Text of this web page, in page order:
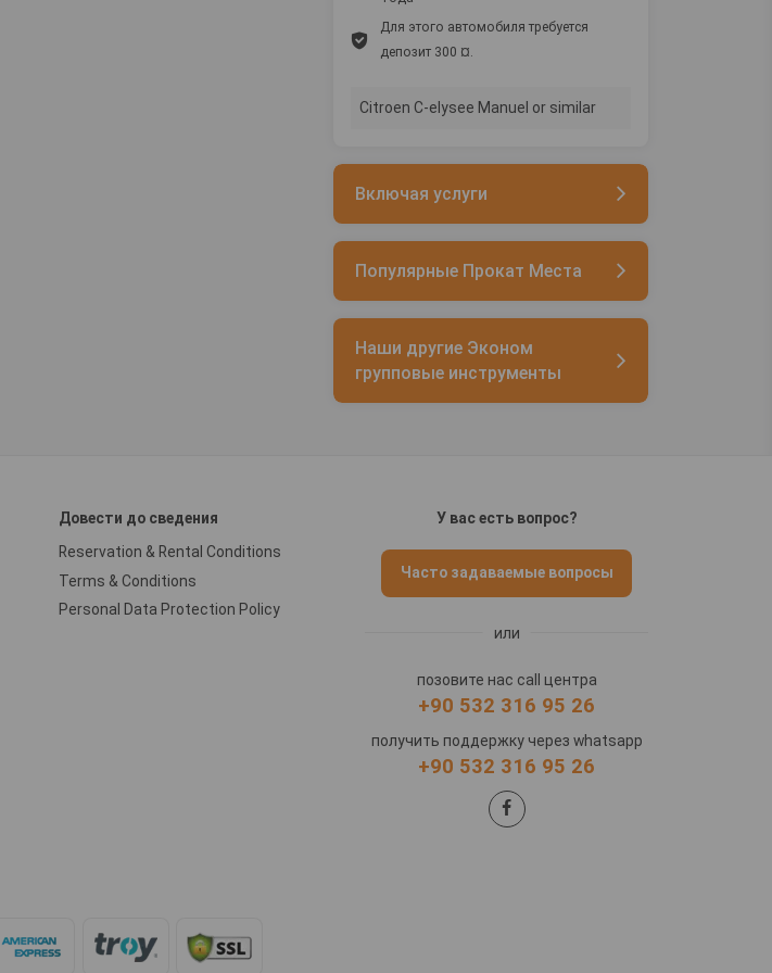
Для этого автомобиля требуется
депозит 300 ¤.
Citroen C-elysee Manuel or similar
Включая услуги
Популярные Прокат Места
Наши другие Эконом
групповые инструменты
Довести до сведения
Reservation & Rental Conditions
Terms & Conditions
Personal Data Protection Policy
У вас есть вопрос?
Часто задаваемые вопросы
или
позовите нас call центра
+90 532 316 95 26
получить поддержку через whatsapp
+90 532 316 95 26